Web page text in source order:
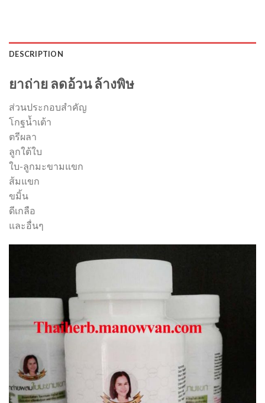
DESCRIPTION
ยาถ่าย ลดอ้วน ล้างพิษ
ส่วนประกอบสำคัญ
โกฐน้ำเต้า
ตรีผลา
ลูกใต้ใบ
ใบ-ลูกมะขามแขก
ส้มแขก
ขมิ้น
ดีเกลือ
และอื่นๆ